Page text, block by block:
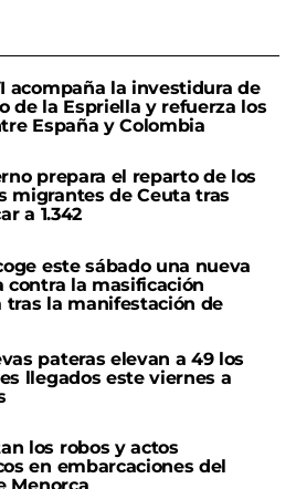
acompaña la investidura de
de la Espriella y refuerza los
España y Colombia
prepara el reparto de los
migrantes de Ceuta tras
a 1.342
este sábado una nueva
contra la masificación
tras la manifestación de
pateras elevan a 49 los
llegados este viernes a
los robos y actos
en embarcaciones del